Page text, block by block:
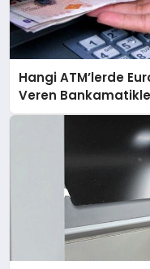
Hangi ATM’lerde
Veren